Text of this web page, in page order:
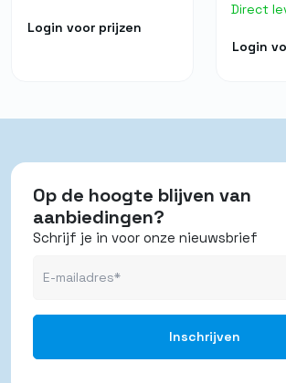
Login voor prijzen
Direct
Login
Op de hoogte blijven van
aanbiedingen?
Schrijf je in voor onze nieuwsbrief